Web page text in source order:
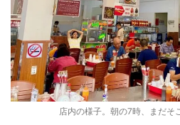
店内の様子。朝の7時、まだそ